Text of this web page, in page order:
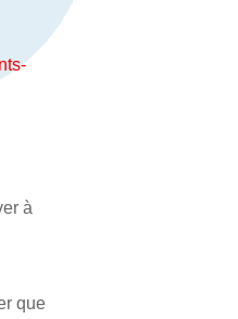
à
que